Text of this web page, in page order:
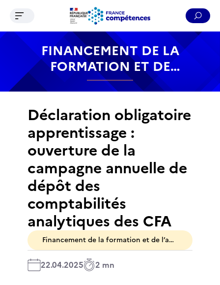
Contenu Recherche Menu Pied de page
Ouvrir le menu de navigation
FINANCEMENT DE LA
FORMATION ET DE
L’APPRENTISSAGE
Déclaration obligatoire
apprentissage :
ouverture de la
campagne annuelle de
dépôt des
comptabilités
analytiques des CFA
Financement de la formation et de l’apprentissage
22.04.2025 2 mn